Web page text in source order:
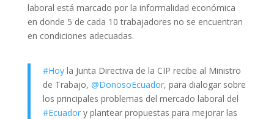
laboral está marcado por la informalidad económica
en donde 5 de cada 10 trabajadores no se encuentran
en condiciones adecuadas.
#Hoyla Junta Directiva de la CIP recibe al Ministro
de Trabajo, @DonosoEcuador, para dialogar sobre
los principales problemas del mercado laboral del
#Ecuadory plantear propuestas para mejorar las